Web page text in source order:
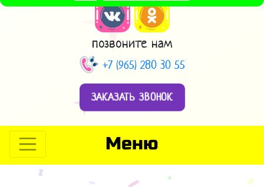
позвоните нам
+7 (965) 280 30 55
ЗАКАЗАТЬ ЗВОНОК
Меню